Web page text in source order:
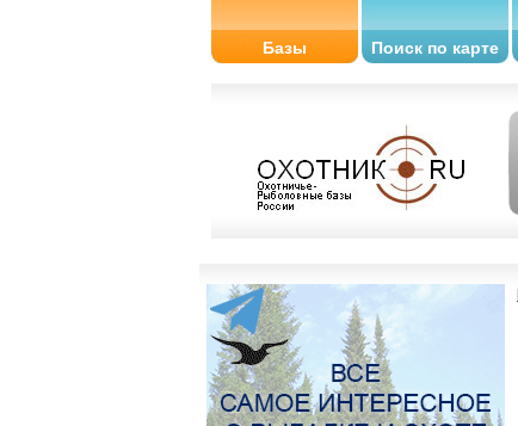
Базы Поиск по карте